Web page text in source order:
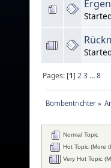
Pages: [1]23...8
Bombentrichter»
Normal Topic
Hot Topic (More
Very Hot Topic